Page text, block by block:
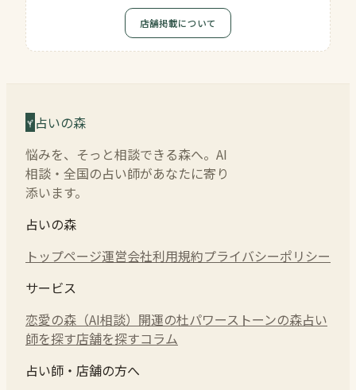
店舗掲載について
占いの森
悩みを、そっと相談できる森へ。AI
相談・全国の占い師があなたに寄り
添います。
占いの森
トップページ運営会社利用規約プライバシーポリシー
サービス
恋愛の森（AI相談） 開運の杜パワーストーンの森占い
師を探す店舗を探すコラム
占い師・店舗の方へ